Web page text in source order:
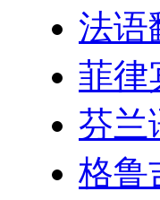
法语
菲律
芬兰
格鲁